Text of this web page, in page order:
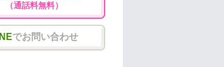
（通話料無料）
でお問い合わせ